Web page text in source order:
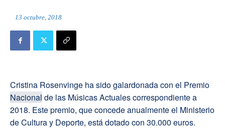
13 octubre, 2018
Cristina Rosenvinge ha sido galardonada con el Premio
Nacional de las Músicas Actuales correspondiente a
2018. Este premio, que concede anualmente el Ministerio
de Cultura y Deporte, está dotado con 30.000 euros.